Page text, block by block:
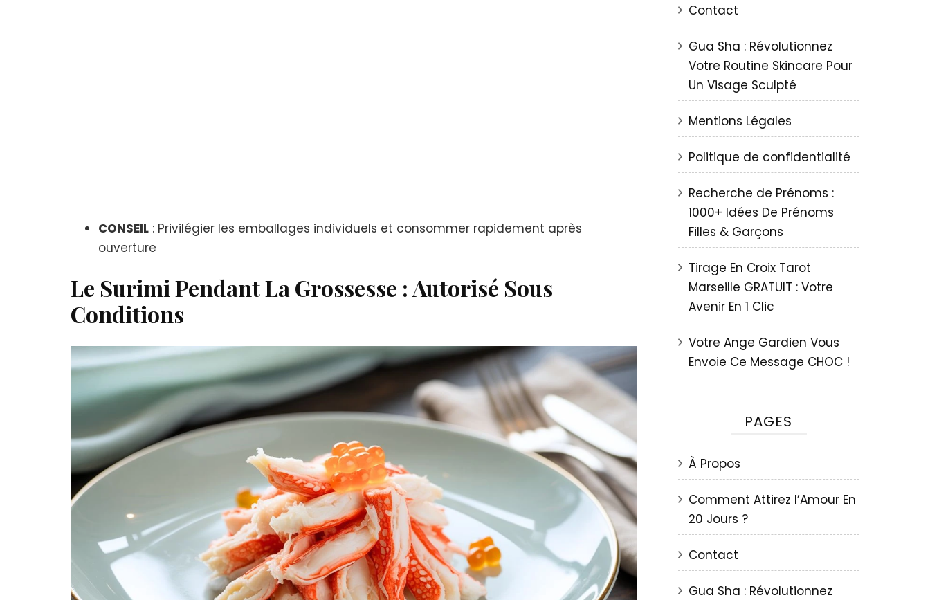
CONSEIL : Privilégier les emballages individuels et consommer rapidement après
ouverture
Le Surimi Pendant La Grossesse : Autorisé Sous
Conditions
Contact
Gua Sha : Révolutionnez
Votre Routine Skincare Pour
Un Visage Sculpté
Mentions Légales
Politique de confidentialité
Recherche de Prénoms :
1000+ Idées De Prénoms
Filles & Garçons
Tirage En Croix Tarot
Marseille GRATUIT : Votre
Avenir En 1 Clic
Votre Ange Gardien Vous
Envoie Ce Message CHOC !
PAGES
À Propos
Comment Attirez l’Amour En
20 Jours ?
Contact
Gua Sha : Révolutionnez